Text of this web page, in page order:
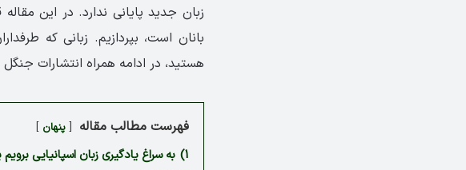
زبان جدید پایانی ندارد. در این
بانان است، بپردازیم. زبانی که
هستید، در ادامه همراه انتشارات
فهرست مطالب مقاله پنهان
1) به سراغ یادگیری زبان اسپانیایی